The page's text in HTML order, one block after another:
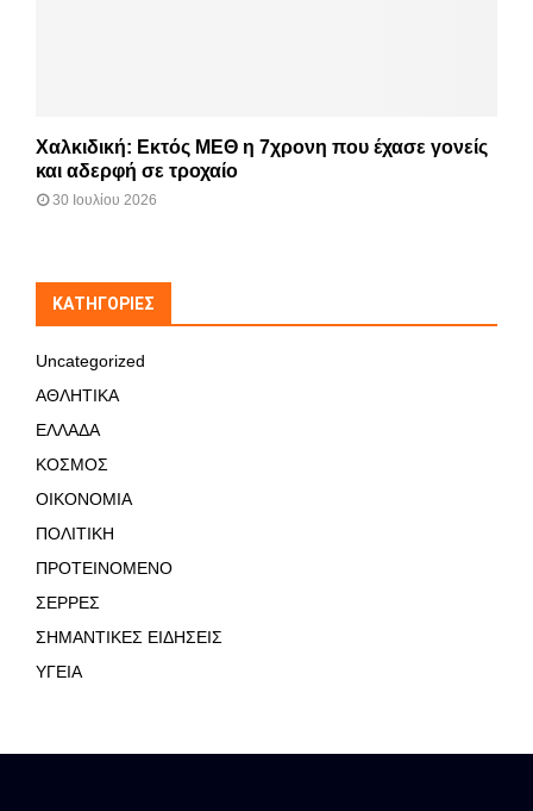
Χαλκιδική: Εκτός ΜΕΘ η 7χρονη που έχασε γονείς
και αδερφή σε τροχαίο
30 Ιουλίου 2026
KΑΤΗΓΟΡΊΕΣ
Uncategorized
ΑΘΛΗΤΙΚΑ
ΕΛΛΑΔΑ
ΚΟΣΜΟΣ
ΟΙΚΟΝΟΜΙΑ
ΠΟΛΙΤΙΚΗ
ΠΡΟΤΕΙΝΟΜΕΝΟ
ΣΕΡΡΕΣ
ΣΗΜΑΝΤΙΚΕΣ ΕΙΔΗΣΕΙΣ
ΥΓΕΙΑ